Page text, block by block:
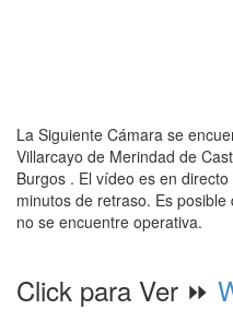
La Siguiente Cámara se
Villarcayo de Merindad de
Burgos . El vídeo es en
minutos de retraso. Es
no se encuentre operativa.
Click para Ver ⏩